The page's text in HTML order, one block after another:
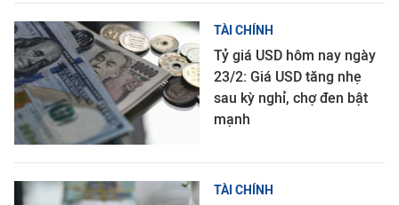
TÀI CHÍNH
Tỷ giá USD hôm nay ngày
23/2: Giá USD tăng nhẹ
sau kỳ nghỉ, chợ đen bật
mạnh
TÀI CHÍNH